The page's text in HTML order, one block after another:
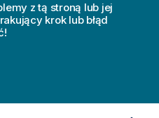
z tą stroną lub jej
krok lub błąd